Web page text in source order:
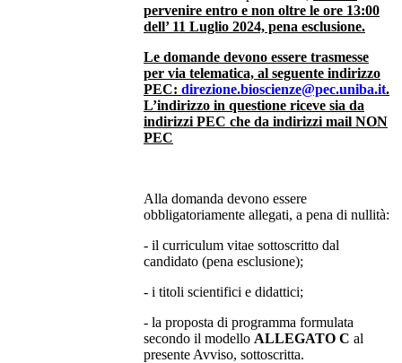
pervenire entro e non oltre le ore 13:00
dell’ 11 Luglio 2024, pena esclusione.
Le domande devono essere trasmesse
per via telematica, al seguente indirizzo
PEC: direzione.bioscienze@pec.uniba.it.
L’indirizzo in questione riceve sia da
indirizzi PEC che da indirizzi mail NON
PEC
Alla domanda devono essere
obbligatoriamente allegati, a pena di nullità:
- il curriculum vitae sottoscritto dal
candidato (pena esclusione);
- i titoli scientifici e didattici;
- la proposta di programma formulata
secondo il modello ALLEGATO C al
presente Avviso, sottoscritta.